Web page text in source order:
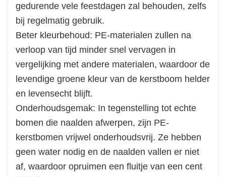
wordt.
Milieuvriendelijke optie: PE-bomen zijn vaak
gemaakt van recyclebare materialen, waardoor
ze een milieuvriendelijkere keuze zijn in
vergelijking met echte kerstbomen voor
eenmalig gebruik. Dit sluit aan bij duurzame
praktijken en vermindert vakantieverspilling.
gedurende vele feestdagen zal behouden, zelfs
bij regelmatig gebruik.
Beter kleurbehoud: PE-materialen zullen na
verloop van tijd minder snel vervagen in
vergelijking met andere materialen, waardoor de
levendige groene kleur van de kerstboom helder
en levensecht blijft.
Onderhoudsgemak: In tegenstelling tot echte
bomen die naalden afwerpen, zijn PE-
kerstbomen vrijwel onderhoudsvrij. Ze hebben
geen water nodig en de naalden vallen er niet
af, waardoor opruimen een fluitje van een cent